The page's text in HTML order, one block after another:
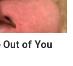
of You